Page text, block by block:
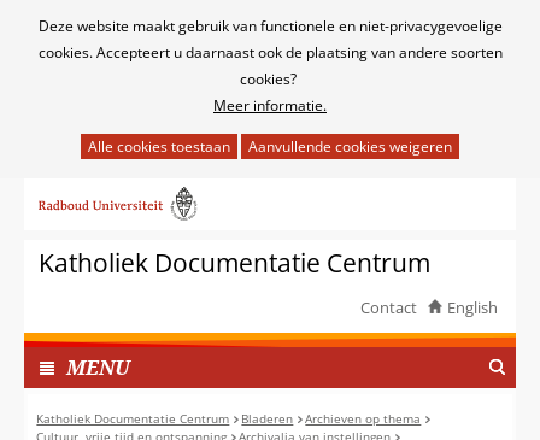
Cookies
Deze website maakt gebruik van functionele en niet-privacygevoelige
cookies. Accepteert u daarnaast ook de plaatsing van andere soorten
cookies?
Meer informatie.
het
van
cookies
deze
website
worden
toegestaan
naar
inhoudKatholiek Documentatie Centrum
Contact English
MENUI
N
G
Katholiek Documentatie Centrum Bladeren
Archieven op thema
Cultuur, vrije tijd en ontspanning
Archivalia van instellingen